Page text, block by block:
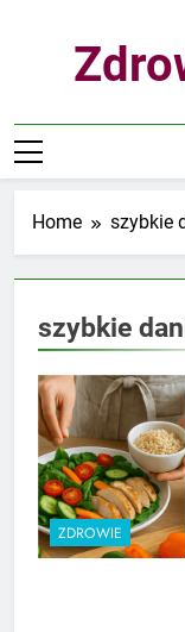
Home szybkie
szybkie
ZDROWIE